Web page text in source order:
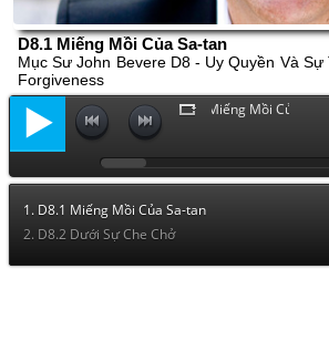
D8.1 Miếng Mồi Của Sa-tan
Mục Sư John Bevere D8 - Uy Quyền Và
Forgiveness
D8.1 Miếng Mồi Của Sa-
1. D8.1 Miếng Mồi Của Sa-tan
2. D8.2 Dưới Sự Che Chở